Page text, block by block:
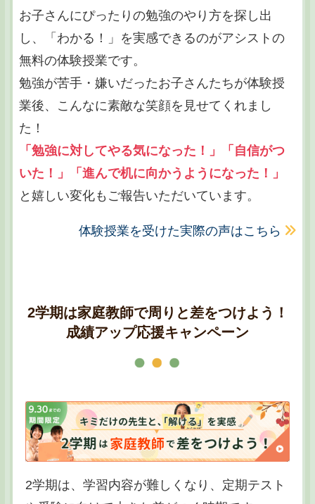
お子さんにぴったりの勉強のやり方を探し出
し、「わかる！」を実感できるのがアシストの
無料の体験授業です。
勉強が苦手・嫌いだったお子さんたちが体験授
業後、こんなに素敵な笑顔を見せてくれまし
た！
「勉強に対してやる気になった！」「自信がつ
いた！」「進んで机に向かうようになった！」
と嬉しい変化もご報告いただいています。
体験授業を受けた実際の声はこちら
2学期は家庭教師で周りと差をつけよう！
成績アップ応援キャンペーン
2学期は、学習内容が難しくなり、定期テスト